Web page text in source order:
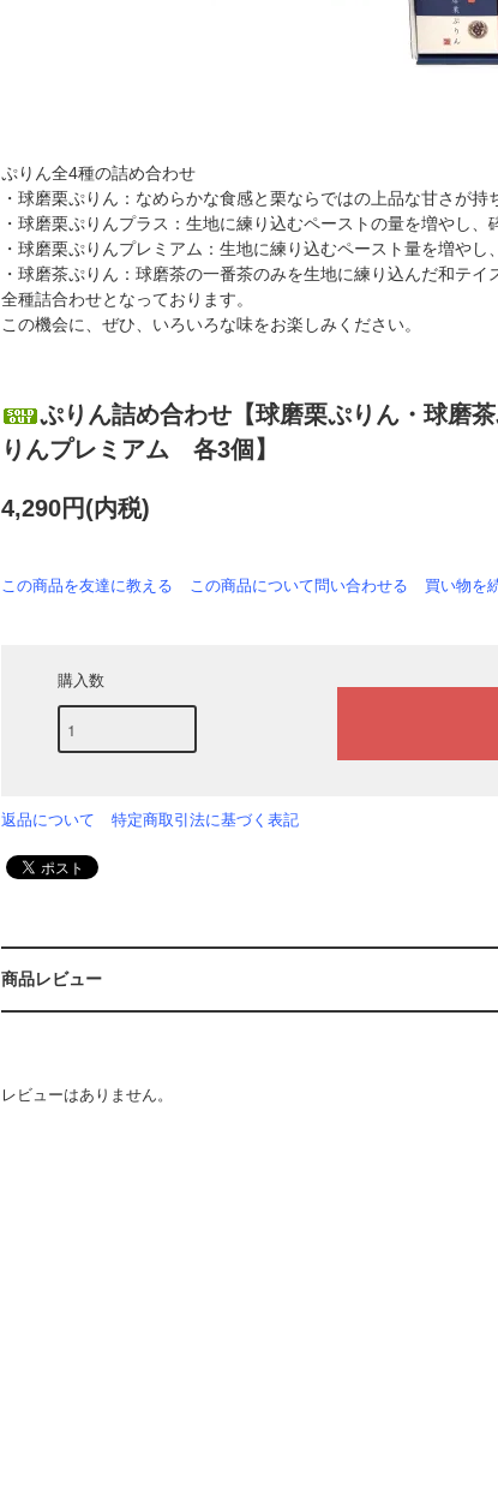
ぷりん全4種の詰め合わせ
・球磨栗ぷりん：なめらかな食感と栗ならではの上品な甘さが持
・球磨栗ぷりんプラス：生地に練り込むペーストの量を増やし、
・球磨栗ぷりんプレミアム：生地に練り込むペースト量を増や
・球磨茶ぷりん：球磨茶の一番茶のみを生地に練り込んだ和テ
全種詰合わせとなっております。
この機会に、ぜひ、いろいろな味をお楽しみください。
ぷりん詰め合わせ【球磨栗ぷりん・球磨
りんプレミアム 各3個】
4,290円(内税)
この商品を友達に教える この商品について問い合わせる 買い物を
購入数
返品について 特定商取引法に基づく表記
商品レビュー
レビューはありません。